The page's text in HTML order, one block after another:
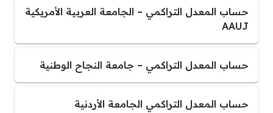
حساب المعدل التراكمي – الجامعة العربية الأمريكية
AAUJ
حساب المعدل التراكمي – جامعة النجاح الوطنية
حساب المعدل التراكمي الجامعة الأردنية